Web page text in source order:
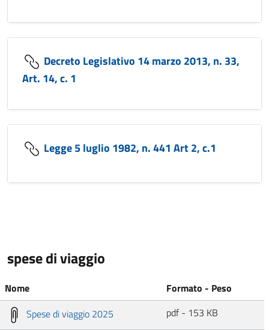
Decreto Legislativo 14 marzo 2013, n. 33,
Art. 14, c. 1
Legge 5 luglio 1982, n. 441 Art 2, c.1
spese di viaggio
Nome
Formato - Peso
Spese di viaggio 2025
pdf - 153 KB